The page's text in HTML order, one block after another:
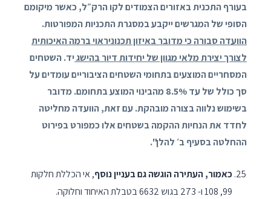
בעורף התכנית באזורים הצמודים לקו הרק״ל, כאשר מיקומם
הסופי של המגרשים ייקבע במסגרת התכניות המפורטות.
הוועדה סבורה כי מדובר באיזון תכנוניראוי ברמה האיכותית
לצורך יצירת מלאי מגוון של יחידות דיור בהישגיד. השטחים
המסחריים המוצעים בתחומי השטחים הציבוריים עומדים על
סך כולל של עד 8.5% מהבינוי המוצע בתחומם. מדובר
בשימוש נלווה בצורה מובהקת. עם זאת, הוועדה מחליטה
לחדד את הנחיות ההקמה בשטחים אלו כמפורט בפירוט
ההחלטה בסעיף ב׳ להלן".
כאמור, העתירה הוגשה גם בעניין נוסף, אי הכללת חלקות
99, 108 ו- 273 בגוש 6632 בטבלת האיחוד וחלוקה.